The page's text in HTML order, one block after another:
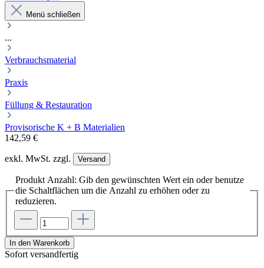
Menü schließen
...
Verbrauchsmaterial
Praxis
Füllung & Restauration
Provisorische K + B Materialien
142,59 €
exkl. MwSt. zzgl. Versand
Produkt Anzahl: Gib den gewünschten Wert ein oder benutze
die Schaltflächen um die Anzahl zu erhöhen oder zu
reduzieren.
In den Warenkorb
Sofort versandfertig